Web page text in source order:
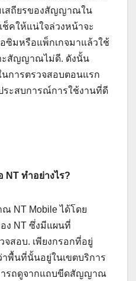
เสถียรของสัญญาณใน
ช็คให้แน่ใจล่วงหน้าจะ
ซิมหรือแพ็กเกจมาแล้วใช้
ะสัญญาณไม่ดี. ดังนั้น
นการตรวจสอบตอนแรก
ะสบการณ์การใช้งานที่ดี
ทำอย่างไร?
NT Mobile ได้โดย
ง NT ซึ่งมีแผนที่
สอบ. เพียงกรอกที่อยู่
พื้นที่นั้นอยู่ในเขตบริการ
ารถดูจากแถบขีดสัญญาณ